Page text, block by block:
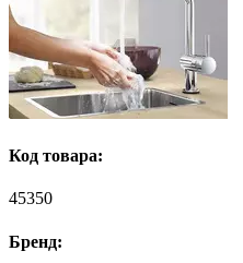
Код товара:
45350
Бренд: